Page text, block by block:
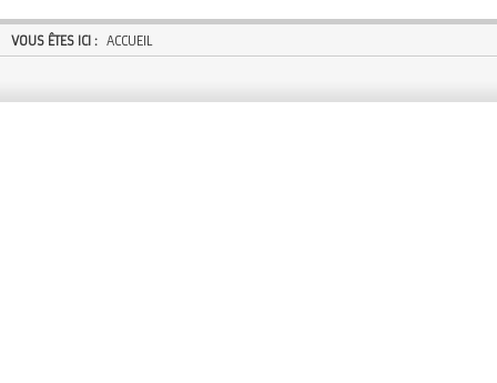
VOUS ÊTES ICI : ACCUEIL